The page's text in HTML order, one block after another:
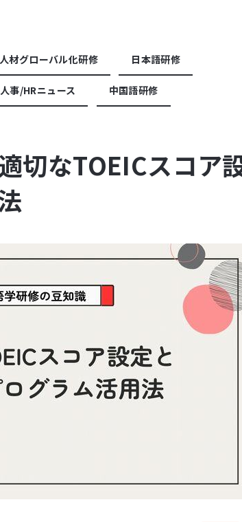
人材グローバル化研修 日本語研修
人事/HRニュース 中国語研修
切なTOEICスコア